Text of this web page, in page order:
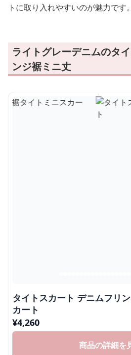
トに取り入れやすいのが魅力です。
ライトグレーデニムのタ
ンジ裾ミニ丈
タイトスカート デニムフリ
カート
¥4,260
商品の詳細を